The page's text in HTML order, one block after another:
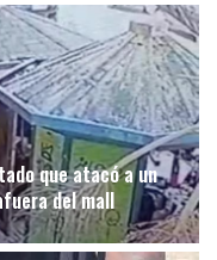
que atacó a un
del mall